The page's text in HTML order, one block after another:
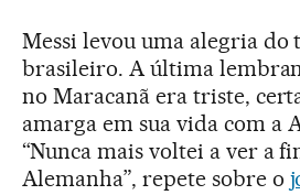
Messi levou uma alegria
brasileiro. A última
no Maracanã era triste,
amarga em sua vida com a
“Nunca mais voltei a ver a
Alemanha”, repete sobre o